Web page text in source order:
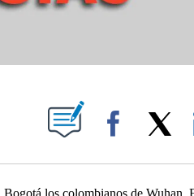
ON "".
Facebook
los colombianos de Wuhan.